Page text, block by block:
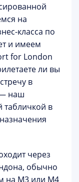
на
класса по
и имеем
for London
ли вы
в
наш
табличкой в
через
обычно
на M3 или M4